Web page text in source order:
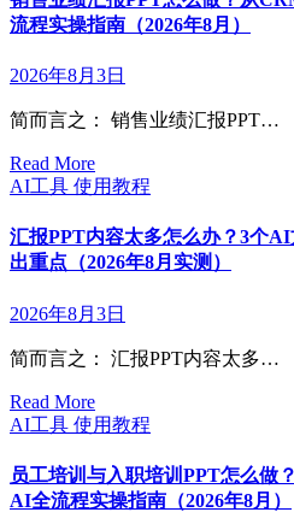
流程实操指南（2026年8月）
2026年8月3日
简而言之： 销售业绩汇报PPT…
Read More
AI工具 使用教程
汇报PPT内容太多怎么办？3个
出重点（2026年8月实测）
2026年8月3日
简而言之： 汇报PPT内容太多…
Read More
AI工具 使用教程
员工培训与入职培训PPT怎么做
AI全流程实操指南（2026年8月）